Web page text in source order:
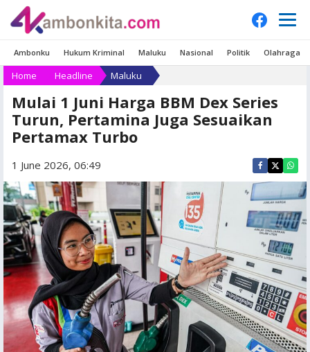
Ambonku Hukum Kriminal Maluku Nasional Politik Olahraga
Home Headline Maluku
Mulai 1 Juni Harga BBM Dex Series
Turun, Pertamina Juga Sesuaikan
Pertamax Turbo
1 June 2026, 06:49